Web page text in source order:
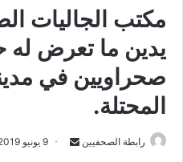
مكتب الجاليات
يدين ما تعرض له
صحراويين في
المحتلة.
رابطة الصحفيين 9 يونيو 2019